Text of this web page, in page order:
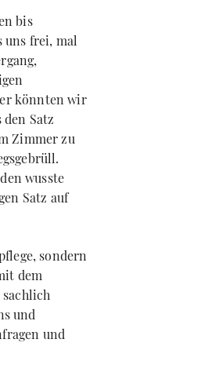
bis
uns frei, mal
könnten wir
Satz
Zimmer zu
wusste
Satz auf
sondern
dem
und
und